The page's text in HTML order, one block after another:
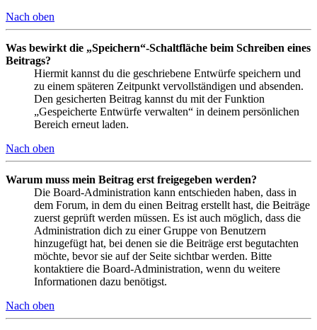
Nach oben
Was bewirkt die „Speichern“-Schaltfläche beim Schreiben eines
Beitrags?
Hiermit kannst du die geschriebene Entwürfe speichern und
zu einem späteren Zeitpunkt vervollständigen und absenden.
Den gesicherten Beitrag kannst du mit der Funktion
„Gespeicherte Entwürfe verwalten“ in deinem persönlichen
Bereich erneut laden.
Nach oben
Warum muss mein Beitrag erst freigegeben werden?
Die Board-Administration kann entschieden haben, dass in
dem Forum, in dem du einen Beitrag erstellt hast, die Beiträge
zuerst geprüft werden müssen. Es ist auch möglich, dass die
Administration dich zu einer Gruppe von Benutzern
hinzugefügt hat, bei denen sie die Beiträge erst begutachten
möchte, bevor sie auf der Seite sichtbar werden. Bitte
kontaktiere die Board-Administration, wenn du weitere
Informationen dazu benötigst.
Nach oben